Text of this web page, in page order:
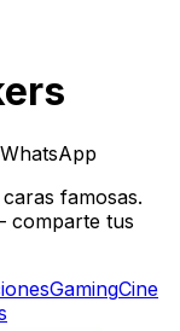
famosas.
comparte tus
GamingCine